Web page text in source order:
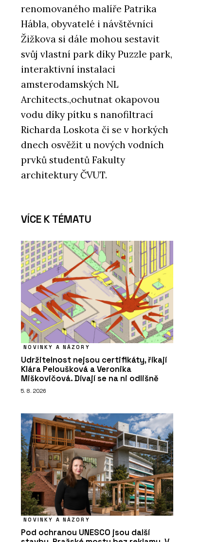
renomovaného malíře Patrika
Hábla, obyvatelé i návštěvníci
Žižkova si dále mohou sestavit
svůj vlastní park díky Puzzle park,
interaktivní instalaci
amsterodamských NL
Architects.,ochutnat okapovou
vodu díky pítku s nanofiltrací
Richarda Loskota či se v horkých
dnech osvěžit u nových vodních
prvků studentů Fakulty
architektury ČVUT.
VÍCE K TÉMATU
NOVINKY A NÁZORY
Udržitelnost nejsou certifikáty, říkají
Klára Peloušková a Veronika
Miškovičová. Dívají se na ni odlišně
5. 8. 2026
NOVINKY A NÁZORY
Pod ochranou UNESCO jsou další